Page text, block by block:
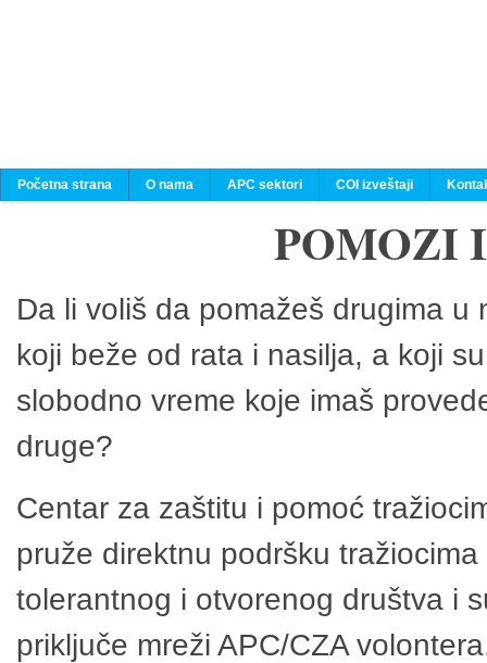
Početna strana O nama APC sektori COI izveštaji
POMOZI
Da li voliš da pomažeš drugima
koji beže od rata i nasilja, a koji
slobodno vreme koje imaš
druge?
Centar za zaštitu i pomoć
pruže direktnu podršku
tolerantnog i otvorenog društva i
priključe mreži APC/CZA